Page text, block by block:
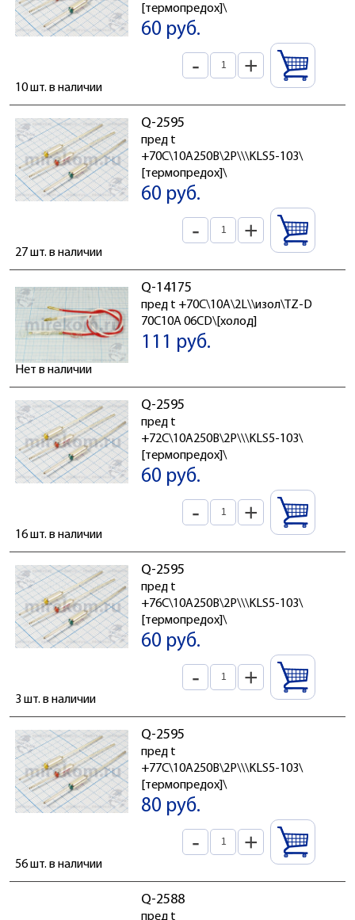
[термопредох]\
60 руб.
- +
10 шт. в наличии
Q-2595
пред t
+70C\10А250В\2P\\\KLS5-103\
[термопредох]\
60 руб.
- +
27 шт. в наличии
Q-14175
пред t +70C\10А\2L\\изол\TZ-D
70C10A 06CD\[холод]
111 руб.
Нет в наличии
Q-2595
пред t
+72C\10А250В\2P\\\KLS5-103\
[термопредох]\
60 руб.
- +
16 шт. в наличии
Q-2595
пред t
+76C\10А250В\2P\\\KLS5-103\
[термопредох]\
60 руб.
- +
3 шт. в наличии
Q-2595
пред t
+77C\10А250В\2P\\\KLS5-103\
[термопредох]\
80 руб.
- +
56 шт. в наличии
Q-2588
пред t